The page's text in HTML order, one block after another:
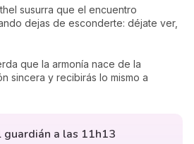
susurra que el encuentro
dejas de esconderte: déjate ver,
que la armonía nace de la
sincera y recibirás lo mismo a
guardián a las 11h13